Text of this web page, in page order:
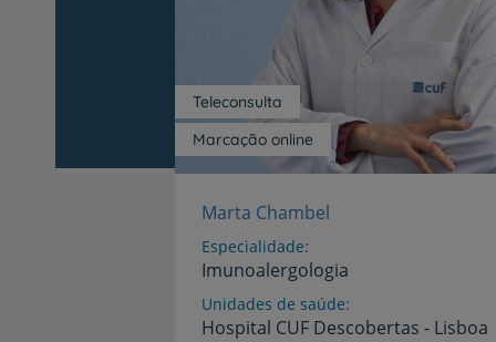
Marcação online
Teleconsulta
Marta Chambel
Especialidade
Imunoalergologia
Unidades de saúde
Hospital CUF Descobertas - Lisboa